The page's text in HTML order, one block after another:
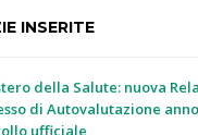
INSERITE
della Salute: nuova
di Autovalutazione
ufficiale